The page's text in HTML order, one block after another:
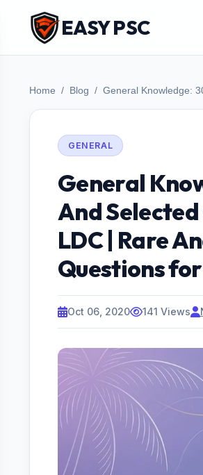
EASY PSC
Home Blog General Knowledge:
GENERAL
General
And
LDC | Rare
Questions for
Oct 06, 2020 141 Views